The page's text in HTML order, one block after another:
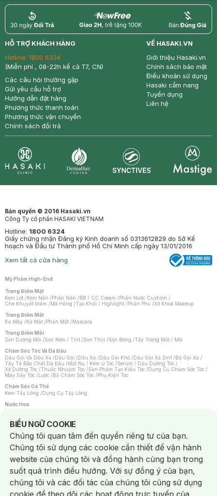
return nowfree price
HỖ TRỢ KHÁCH HÀNG
Hotline: 1800 6324
(Miễn phí , 08-22h kể cả T7, CN)
Các câu hỏi thường gặp
Gửi yêu cầu hỗ trợ
Hướng dẫn đặt hàng
Phương thức thanh toán
Phương thức vận chuyển
Chính sách đổi trả
VỀ HASAKI.VN
Giới thiệu Hasaki.vn
Chính sách bảo mật
Điều khoản sử dụng
Hasaki cẩm nang
Tuyển dụng
Liên hệ
Bản quyền © 2016 Hasaki.vn
Công Ty cổ phần HASAKI VIETNAM
Hotline: 1800 6324
Giấy chứng nhận Đăng ký Kinh doanh số 0313612829 do Sở Kế
hoạch và Đầu tư Thành phố Hồ Chí Minh cấp ngày 13/01/2016
Xem tất cả cửa hàng
Mỹ Phẩm High-End
Trang Điểm Mặt
Kem Lót /Kem Nền /Phấn Nền /BB / CC Cream /Phấn Nước Cushion /
Che Khuyết Điểm /Má Hồng /Tạo Khối / Highlight /Phấn Phủ /Xịt Khoá Makeup
Trang Điểm Mắt
Kẻ Mày /Kẻ Mắt /Phấn Mắt /Mascara
Trang Điểm Môi
Son Dưỡng Môi /Son Kem / Tint /Son Thỏi /Son Bóng /Tẩy Trang Mắt / Môi
Chăm Sóc Tóc Và Da Đầu
Dầu Gội Và Dầu Xả /Dầu Gội /Dầu Xả /Dầu Gội Khô /Dầu Gội Xả 2in1 /Bộ Gội Xả /
Tẩy Tế Bào Chết Da Đầu /Mặt Nạ / Kem Ủ Tóc /Serum / Dầu Dưỡng Tóc /
Xịt Dưỡng Tóc /Thuốc Nhuộm Tóc /Sản Phẩm Tạo Kiểu Tóc /Dụng Cụ Chăm Sóc Tóc /
Máy Sấy Tóc /Lược /Bộ Chăm Sóc Tóc /Phụ Kiện Tóc
Chăm Sóc Cơ Thể
Kem Tẩy Lông /Dụng Cụ Tẩy Lông
Nước Hoa
Nước Hoa Nữ
Chăm Sóc Cá Nhân
Chống Muỗi /Khẩu Trang /Máy Massage/Mặt Nạ Xông Hơi /Nước Rửa Tay/
Sản Phẩm Chăm Sóc Khác /Bàn Chải Đánh Răng /Bàn Chải Điện/
Hỗ Trợ Trắng Răng/Kem Đánh Răng /Máy Tăm Nước/ Nước Súc Miệng/
Tăm / Chỉ Nha Khoa/ Xịt Thơm Miệng / Dung Dịch Vệ Sinh/Dưỡng Vùng Kín/
Khăn Ướt Vệ Sinh Vùng Kín/Băng Vệ Sinh/Tampon/Bọt Cạo Râu /Dao Cạo Râu/
Máy Cạo Râu
Vấn Đề Về Da
Da Dầu / Lỗ Chân Lông To/ Da Khô / Mất Nước/ Da Lão Hóa/ Da Mụn/
Da Nhạy Cảm / Kích Ứng
Da Xỉn Màu Thâm / Nám / Tàn Nhang
Quầng Thâm & Bọng Mắt /Sẹo /Viêm Da Cơ Địa
BIỂU NGỮ COOKIE
Notice about cookies usage
Chúng tôi quan tâm đến quyền riêng tư của bạn.
Chúng tôi sử dụng các cookie cần thiết để vận hành
website của chúng tôi và đồng hành cùng bạn trong
suốt quá trình điều hướng. Với sự đồng ý của bạn,
chúng tôi và các đối tác của chúng tôi cũng sử dụng
cookie để theo dõi các hoạt động trực tuyến của